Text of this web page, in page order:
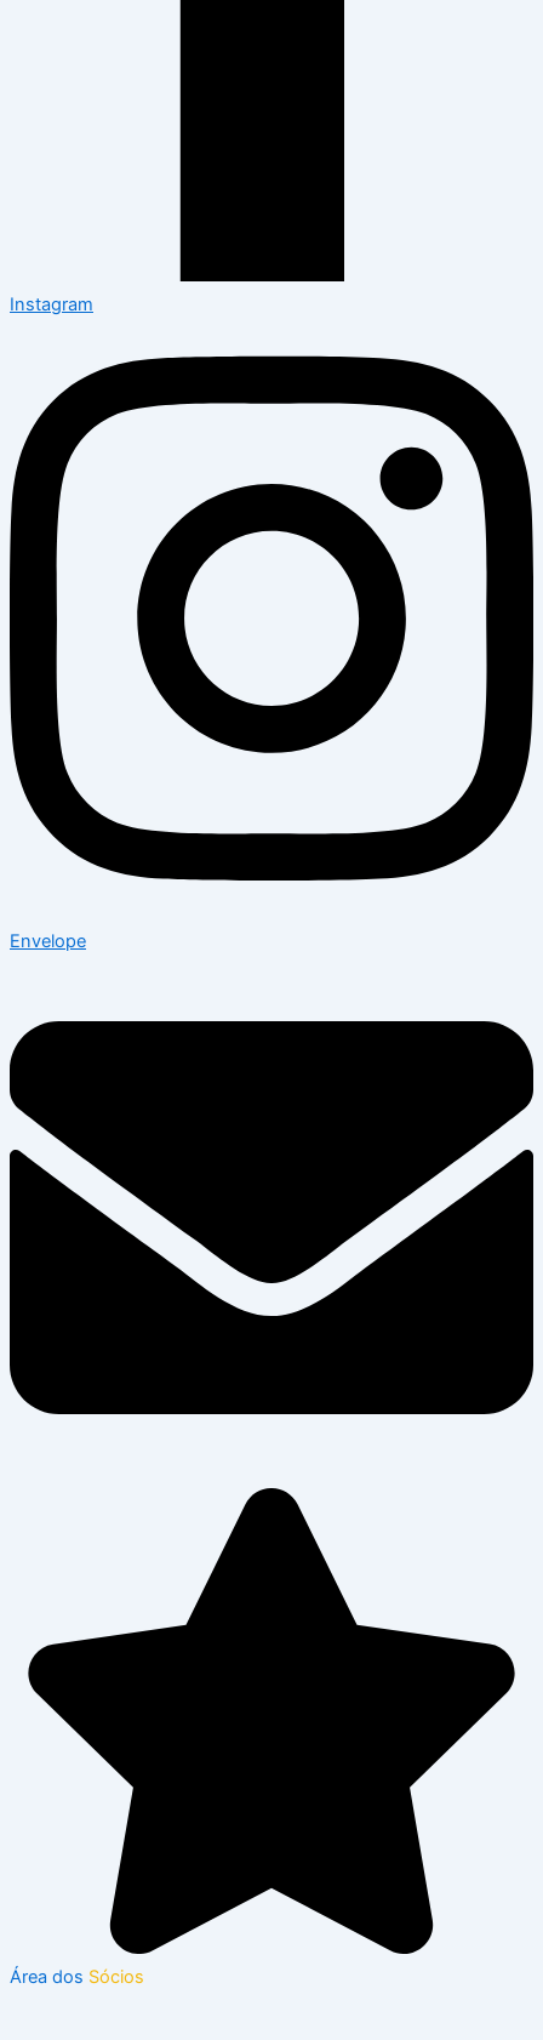
Instagram
Envelope
Área dos Sócios